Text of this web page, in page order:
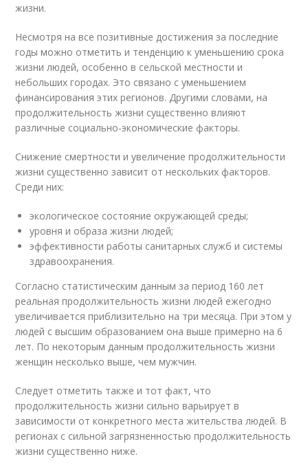
жизни.
Несмотря на все позитивные достижения за последние
годы можно отметить и тенденцию к уменьшению срока
жизни людей, особенно в сельской местности и
небольших городах. Это связано с уменьшением
финансирования этих регионов. Другими словами, на
продолжительность жизни существенно влияют
различные социально-экономические факторы.
Снижение смертности и увеличение продолжительности
жизни существенно зависит от нескольких факторов.
Среди них:
экологическое состояние окружающей среды;
уровня и образа жизни людей;
эффективности работы санитарных служб и системы
здравоохранения.
Согласно статистическим данным за период 160 лет
реальная продолжительность жизни людей ежегодно
увеличивается приблизительно на три месяца. При этом у
людей с высшим образованием она выше примерно на 6
лет. По некоторым данным продолжительность жизни
женщин несколько выше, чем мужчин.
Следует отметить также и тот факт, что
продолжительность жизни сильно варьирует в
зависимости от конкретного места жительства людей. В
регионах с сильной загрязненностью продолжительность
жизни существенно ниже.